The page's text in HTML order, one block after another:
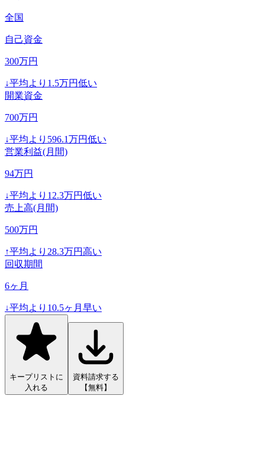
全国
自己資金
300万円
↓平均より 1.5万円低い
開業資金
700万円
↓平均より 596.1万円低い
営業利益(月間)
94万円
↓平均より 12.3万円低い
売上高(月間)
500万円
↑平均より 28.3万円高い
回収期間
6ヶ月
↓平均より 10.5ヶ月早い
キープリストに
入れる
資料請求する
【無料】